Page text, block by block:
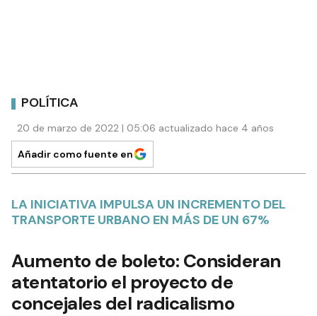
POLÍTICA
20 de marzo de 2022 | 05:06 actualizado hace 4 años
Añadir como fuente en
LA INICIATIVA IMPULSA UN INCREMENTO DEL
TRANSPORTE URBANO EN MÁS DE UN 67%
Aumento de boleto: Consideran
atentatorio el proyecto de
concejales del radicalismo